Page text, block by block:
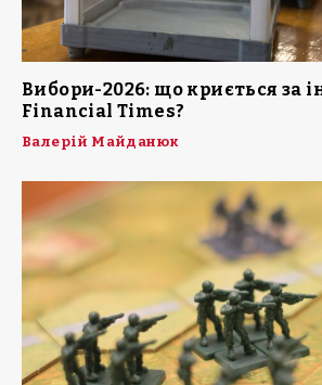
Вибори-2026: що криється за
Financial Times?
Валерій Майданюк